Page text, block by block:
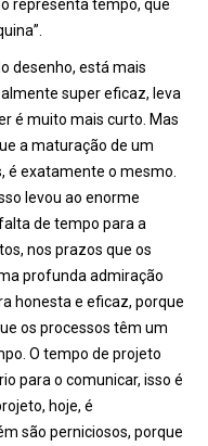
representa tempo, que
desenho, está mais
super eficaz, leva
é muito mais curto. Mas
a maturação de um
é exatamente o mesmo.
levou ao enorme
de tempo para a
nos prazos que os
profunda admiração
honesta e eficaz, porque
os processos têm um
O tempo de projeto
para o comunicar, isso é
hoje, é
são perniciosos, porque